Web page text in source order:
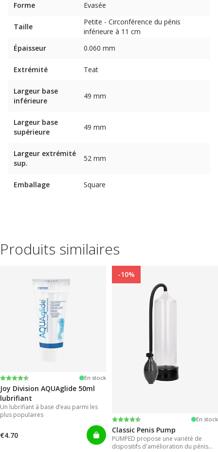
Forme Evasée
Taille
Petite - Circonférence du pénis
inférieure à 11 cm
Épaisseur
0.060 mm
Extrémité Teat
Largeur base
inférieure
49 mm
Largeur base
supérieure
49 mm
Largeur extrémité
sup.
52 mm
Emballage Square
Produits similaires
Note:
4.2 sur 5 étoiles En stock
Joy Division AQUAglide 50ml
lubrifiant
Un lubrifiant à base d’eau parmi les
plus populaires
€4.70
-10%
Note:
4.3 sur 5 étoiles En stock
Classic Penis Pump
PUMPED propose une variété de
dispositifs d'amélioration du pénis